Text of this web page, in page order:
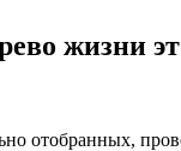
жизни
отобранных,